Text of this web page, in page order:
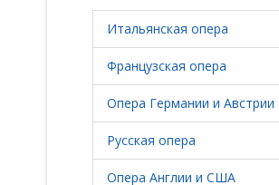
Итальянская опера
Французская опера
Опера Германии и Австрии
Русская опера
Опера Англии и США